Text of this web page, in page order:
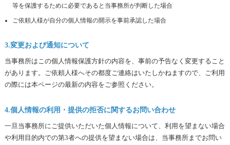
等を保護するために必要であると当事務所が判断した場合
ご依頼人様が自分の個人情報の開示を事前承認した場合
3.変更および通知について
当事務所はこの個人情報保護方針の内容を、事前の予告なく変更すること
があります。ご依頼人様へその都度ご連絡はいたしかねますので、ご利用
の際には本ページの最新の内容をご参照ください。
4.個人情報の利用・提供の拒否に関するお問い合わせ
一旦当事務所にご提供いただいた個人情報について、利用を望まない場合
や利用目的内での第3者への提供を望まない場合は、当事務所までお問い